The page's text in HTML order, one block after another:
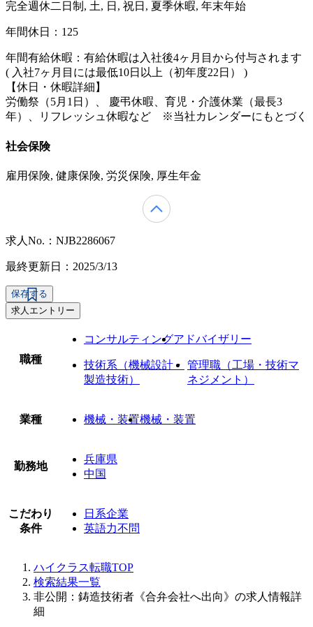
完全週休二日制, 土, 日, 祝日, 夏季休暇, 年末年始
年間休日：125
年間有給休暇：有給休暇は入社後4ヶ月目から付与されます
( 入社7ヶ月目には最低10日以上（初年度22日） )
【休日・休暇詳細】
労働祭（5月1日）、 慶弔休暇、育児・介護休業（最長3
年）、リフレッシュ休暇など ※当社カレンダーにもとづく
社会保険
雇用保険, 健康保険, 労災保険, 厚生年金
求人No.：NJB2286067
最終更新日：2025/3/13
保存する
求人エントリー
職種
コンサルティングアドバイザリー
技術系（機械設計・
製造技術）
管理職（工場・技術マ
ネジメント）
業種 機械・装置機械・装置
勤務地
兵庫県
中国
こだわり
条件
日系企業
英語力不問
ハイクラス転職TOP
検索結果一覧
非公開：鋳造技術者《合弁会社へ出向》の求人情報詳
細